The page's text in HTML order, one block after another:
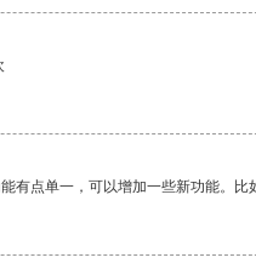
有点单一，可以增加一些新功能。